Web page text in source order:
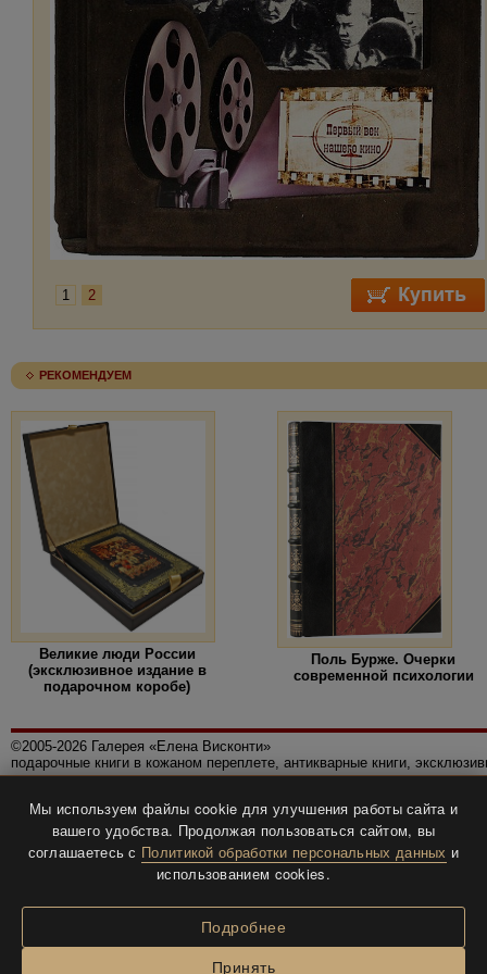
1 2
РЕКОМЕНДУЕМ
Великие люди России
(эксклюзивное издание в
подарочном коробе)
Поль Бурже. Очерки
современной психологии
©2005-2026 Галерея «Елена Висконти»
подарочные книги в кожаном переплете, антикварные книги,
Политика конфиденциальности
Все права защищены.
Разработка и дизайнBTV-info.
Мы используем файлы cookie для улучшения работы сайта и
вашего удобства. Продолжая пользоваться сайтом, вы
соглашаетесь с Политикой обработки персональных данных и
использованием cookies.
Подробнее
Принять